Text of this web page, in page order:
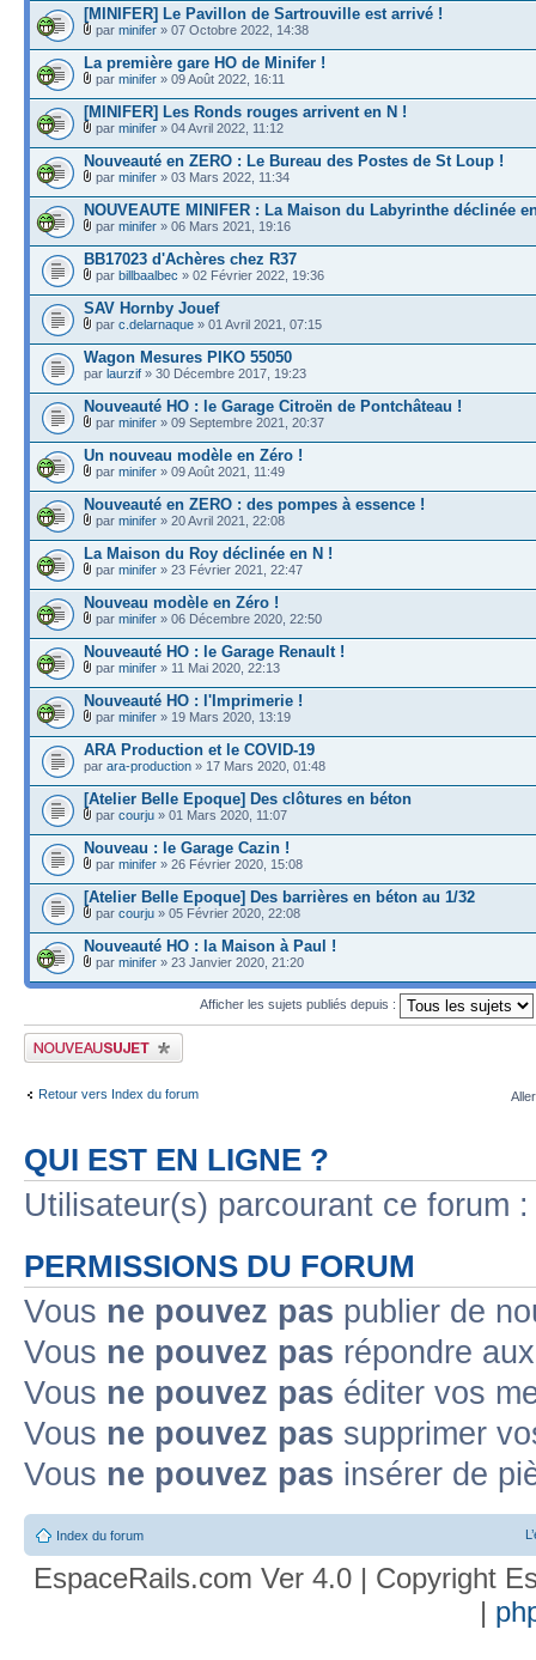
[MINIFER] Le Pavillon de Sartrouville est arrivé !
par minifer » 07 Octobre 2022, 14:38
La première gare HO de Minifer !
par minifer » 09 Août 2022, 16:11
[MINIFER] Les Ronds rouges arrivent en N !
par minifer » 04 Avril 2022, 11:12
Nouveauté en ZERO : Le Bureau des Postes de St Loup !
par minifer » 03 Mars 2022, 11:34
NOUVEAUTE MINIFER : La Maison du Labyrinthe déclinée
par minifer » 06 Mars 2021, 19:16
BB17023 d'Achères chez R37
par billbaalbec » 02 Février 2022, 19:36
SAV Hornby Jouef
par c.delarnaque » 01 Avril 2021, 07:15
Wagon Mesures PIKO 55050
par laurzif » 30 Décembre 2017, 19:23
Nouveauté HO : le Garage Citroën de Pontchâteau !
par minifer » 09 Septembre 2021, 20:37
Un nouveau modèle en Zéro !
par minifer » 09 Août 2021, 11:49
Nouveauté en ZERO : des pompes à essence !
par minifer » 20 Avril 2021, 22:08
La Maison du Roy déclinée en N !
par minifer » 23 Février 2021, 22:47
Nouveau modèle en Zéro !
par minifer » 06 Décembre 2020, 22:50
Nouveauté HO : le Garage Renault !
par minifer » 11 Mai 2020, 22:13
Nouveauté HO : l'Imprimerie !
par minifer » 19 Mars 2020, 13:19
ARA Production et le COVID-19
par ara-production » 17 Mars 2020, 01:48
[Atelier Belle Epoque] Des clôtures en béton
par courju » 01 Mars 2020, 11:07
Nouveau : le Garage Cazin !
par minifer » 26 Février 2020, 15:08
[Atelier Belle Epoque] Des barrières en béton au 1/32
par courju » 05 Février 2020, 22:08
Nouveauté HO : la Maison à Paul !
par minifer » 23 Janvier 2020, 21:20
Afficher les sujets publiés depuis :
Publier un nouveau sujet
Retour vers Index du forum
QUI EST EN LIGNE ?
Utilisateur(s) parcourant ce forum
PERMISSIONS DU FORUM
Vous ne pouvez pas publier de
Vous ne pouvez pas répondre
Vous ne pouvez pas éditer vos
Vous ne pouvez pas supprimer
Vous ne pouvez pas insérer de
Index du forum
EspaceRails.com Ver 4.0 | Copyright
|